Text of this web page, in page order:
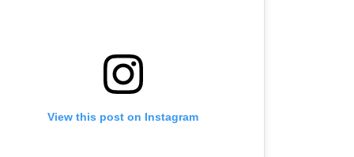
View this post on Instagram